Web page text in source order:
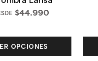
$44.990
OPCIONES